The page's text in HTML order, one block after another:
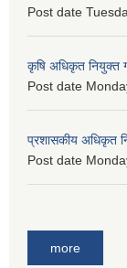
Post date
कृषि अधिकृत नियुक्त
Post date
प्रशासकीय अधिकृत
Post date
more